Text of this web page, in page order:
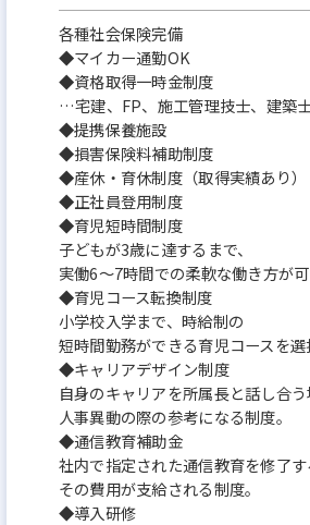
各種社会保険完備
◆マイカー通勤OK
◆資格取得一時金制度
…宅建、FP、施工管理技士、建築
◆提携保養施設
◆損害保険料補助制度
◆産休・育休制度（取得実績あり）
◆正社員登用制度
◆育児短時間制度
子どもが3歳に達するまで、
実働6～7時間での柔軟な働き方が可
◆育児コース転換制度
小学校入学まで、時給制の
短時間勤務ができる育児コースを選
◆キャリアデザイン制度
自身のキャリアを所属長と話し合う
人事異動の際の参考になる制度。
◆通信教育補助金
社内で指定された通信教育を修了す
その費用が支給される制度。
◆導入研修